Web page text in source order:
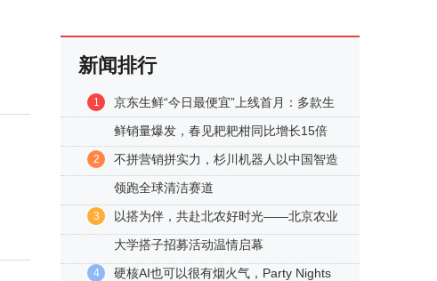
新闻排行
1
京东生鲜“今日最便宜”上线首月：多款生
鲜销量爆发，春见耙耙柑同比增长15倍
2
不拼营销拼实力，杉川机器人以中国智造
领跑全球清洁赛道
3
以搭为伴，共赴北农好时光——北京农业
大学搭子招募活动温情启幕
4
硬核AI也可以很有烟火气，Party Nights